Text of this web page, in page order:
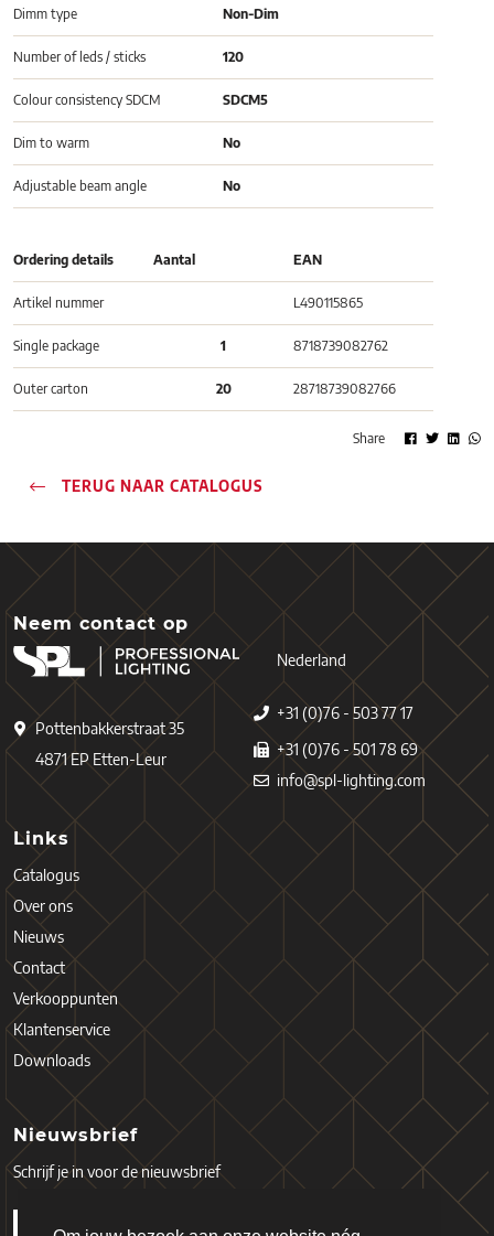
Dimm type Non-Dim
Number of leds / sticks 120
Colour consistency SDCM SDCM5
Dim to warm No
Adjustable beam angle No
Ordering details Aantal EAN
Artikel nummer L490115865
Single package 1 8718739082762
Outer carton 20 28718739082766
Share
TERUG NAAR CATALOGUS
Neem contact op
Pottenbakkerstraat 35
4871 EP Etten-Leur
Nederland
+31 (0)76 - 503 77 17
+31 (0)76 - 501 78 69
info@spl-lighting.com
Links
Catalogus
Over ons
Nieuws
Contact
Verkooppunten
Klantenservice
Downloads
Nieuwsbrief
Schrijf je in voor de nieuwsbrief